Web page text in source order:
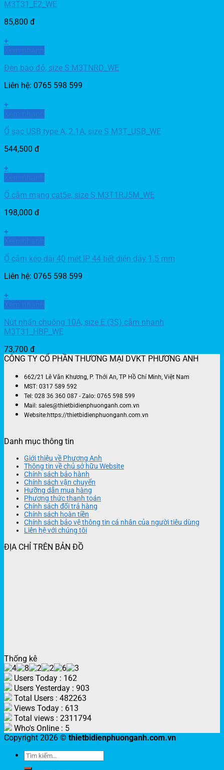
M3T31_E2_WE
85,800 đ
+
Đèn báo đỏ, size S M3TNRD_WE
Liên hệ: 0765 598 599
+
Ổ sạc USB type A, 2.1A, size S M3T_USB_WE
544,500 đ
+
Ổ cắm mạng cat5e, size S M3T1RJ5M_WE
198,000 đ
+
Ổ cắm kéo dài 40 mét IP 44 tiết diện dây 1.5 mm
Liên hệ: 0765 598 599
+
Nút nhấn chuông 10A, size E (3S) cắm nhanh
M3T31_HBP_WE
73,700 đ
CÔNG TY CỔ PHẦN THƯƠNG MẠI DVKT PHƯƠNG ANH
662/21 Lê Văn Khương, P. Thới An, TP Hồ Chí Minh, Việt Nam
MST: 0317 589 592
Tel: 028 36 360 087 - Zalo: 0765 598 599
Mail: sales@thietbidienphuonganh.com.vn
Website:https://thietbidienphuonganh.com.vn
Danh mục thông tin
Giới thiệu về Phương Anh
Thông tin về chủ sở hữu Website
Chính sách bảo hành
Chính sách vận chuyển
Hưỡng dẫn mua hàng
Phương thức thanh toán
Chính sách đổi trả hàng
Chính sách hoàn tiền
Chính sách bảo vệ thông tin cá nhân của người tiêu dùng
Liên hệ với chúng tôi
ĐỊA CHỈ TRÊN BẢN ĐỒ
Thống kê
Users Today : 162
Users Yesterday : 903
Total Users : 482263
Views Today : 613
Total views : 2311794
Who's Online : 5
Copyright 2026 © thietbidienphuonganh.com.vn